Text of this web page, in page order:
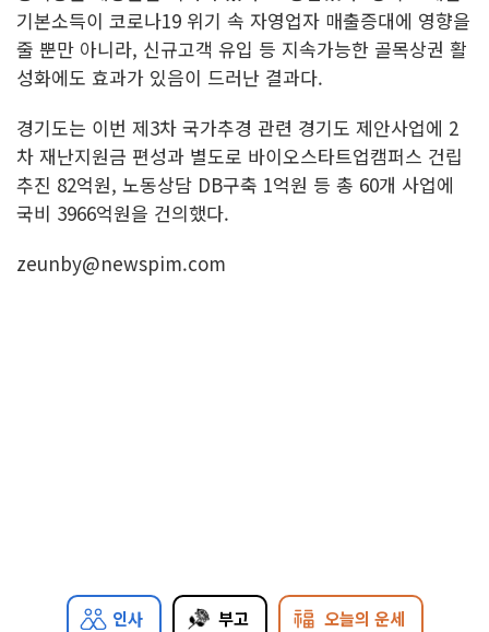
기본소득이 코로나19 위기 속 자영업자 매출증대에 영향을
줄 뿐만 아니라, 신규고객 유입 등 지속가능한 골목상권 활
성화에도 효과가 있음이 드러난 결과다.
경기도는 이번 제3차 국가추경 관련 경기도 제안사업에 2
차 재난지원금 편성과 별도로 바이오스타트업캠퍼스 건립
추진 82억원, 노동상담 DB구축 1억원 등 총 60개 사업에
국비 3966억원을 건의했다.
zeunby@newspim.com
인사 부고 오늘의 운세